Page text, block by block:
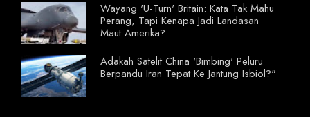
Wayang 'U-Turn' Britain: Kata Tak Mahu
Perang, Tapi Kenapa Jadi Landasan
Maut Amerika?
Adakah Satelit China 'Bimbing' Peluru
Berpandu Iran Tepat Ke Jantung Isbiol?"